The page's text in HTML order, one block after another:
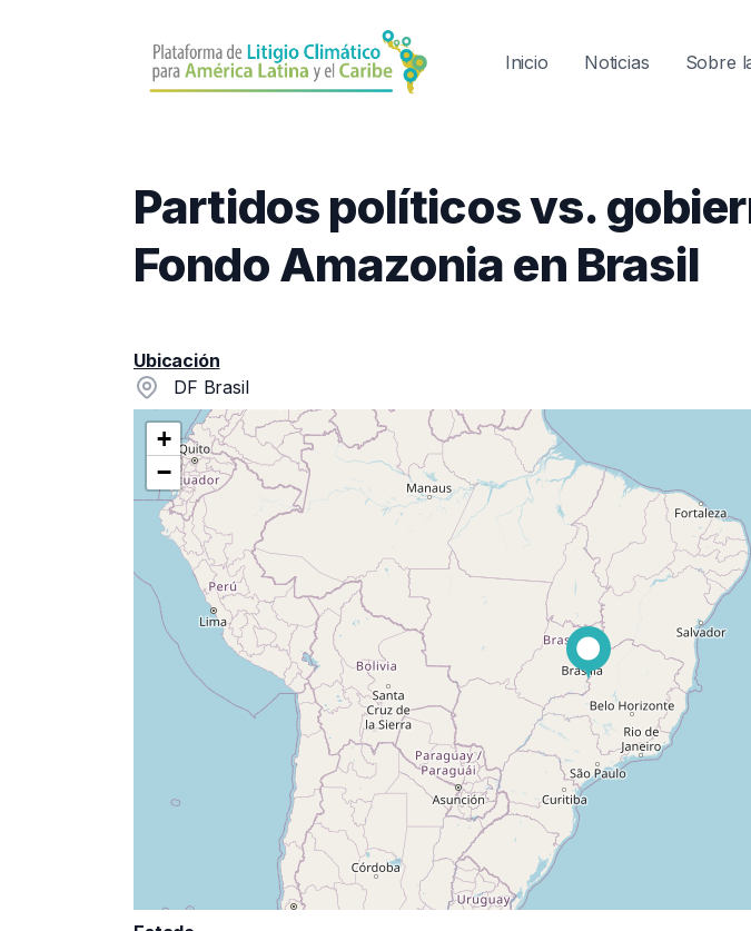
Inicio Noticias Sobre
Partidos políticos vs.
Fondo Amazonia en Brasil
Ubicación
DF Brasil
+
−